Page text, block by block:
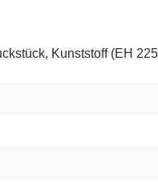
Kunststoff (EH